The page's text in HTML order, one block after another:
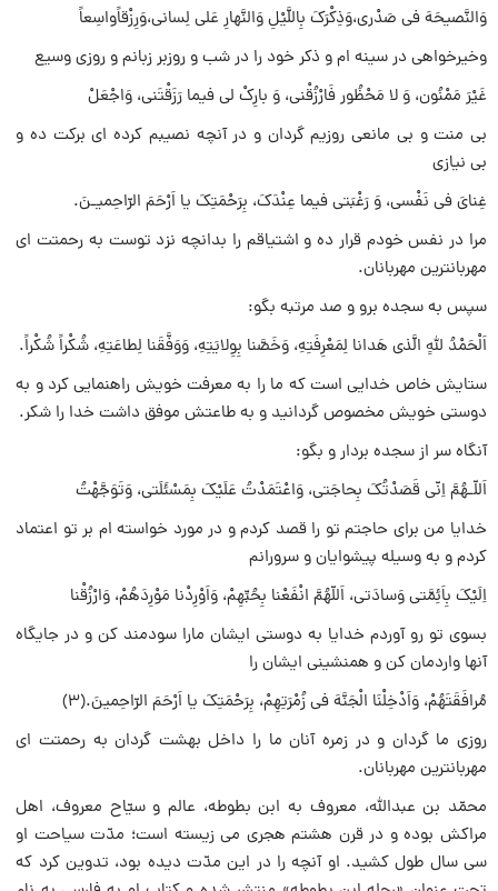
وَالنَّصیحَهَ فى صَدْرى،وَذِکْرَکَ بِاللَّیْلِ وَالنَّهارِ عَلى لِسانى،وَرِزْقاًواسِعاً
وخیرخواهى در سینه ام و ذکر خود را در شب و روزبر زبانم و روزى وسیع
غَیْرَ مَمْنُون، وَ لا مَحْظُور فَارْزُقْنى، وَ بارِکْ لى فیما رَزَقْتَنى، وَاجْعَلْ
بى منت و بى مانعى روزیم گردان و در آنچه نصیبم کرده اى برکت ده و
بى نیازى
غِناىَ فى نَفْسى، وَ رَغْبَتى فیما عِنْدَکَ، بِرَحْمَتِکَ یا اَرْحَمَ الرّاحِمیـنَ.
مرا در نفس خودم قرار ده و اشتیاقم را بدانچه نزد توست به رحمتت اى
مهربانترین مهربانان.
سپس به سجده برو و صد مرتبه بگو:
اَلْحَمْدُ للهِِ الَّذى هَدانا لِمَعْرِفَتِهِ، وَخَصَّنا بِوِلایَتِهِ، وَوَفَّقَنا لِطاعَتِهِ، شُکْراً شُکْراً.
ستایش خاص خدایى است که ما را به معرفت خویش راهنمایى کرد و به
دوستى خویش مخصوص گردانید و به طاعتش موفق داشت خدا را شکر.
آنگاه سر از سجده بردار و بگو:
اَللّـهُمَّ اِنّى قَصَدْتُکَ بِحاجَتى، وَاعْتَمَدْتُ عَلَیْکَ بِمَسْئَلَتى، وَتَوَجَّهْتُ
خدایا من براى حاجتم تو را قصد کردم و در مورد خواسته ام بر تو اعتماد
کردم و به وسیله پیشوایان و سرورانم
اِلَیْکَ بِاَئِمَّتى وَسادَتى، اَللّهُمَّ انْفَعْنا بِحُبِّهِمْ، وَاَوْرِدْنا مَوْرِدَهُمْ، وَارْزُقْنا
بسوى تو رو آوردم خدایا به دوستى ایشان مارا سودمند کن و در جایگاه
آنها واردمان کن و همنشینى ایشان را
مُرافَقَتَهُمْ، وَاَدْخِلْنَا الْجَنَّهَ فى زُمْرَتِهِمْ، بِرَحْمَتِکَ یا اَرْحَمَ الرّاحِمینَ.(۳)
روزى ما گردان و در زمره آنان ما را داخل بهشت گردان به رحمتت اى
مهربانترین مهربانان.
محمّد بن عبداللّه، معروف به ابن بطوطه، عالم و سیّاح معروف، اهل
مراکش بوده و در قرن هشتم هجرى مى زیسته است؛ مدّت سیاحت او
سى سال طول کشید. او آنچه را در این مدّت دیده بود، تدوین کرد که